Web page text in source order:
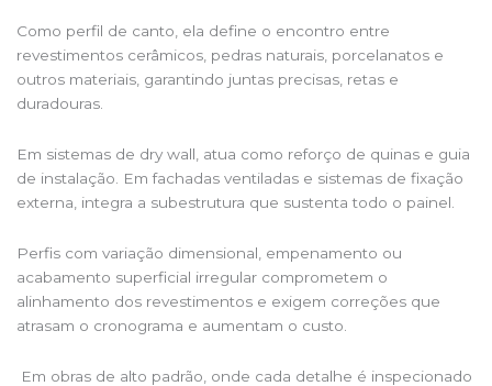
Como perfil de canto, ela define o encontro entre
revestimentos cerâmicos, pedras naturais, porcelanatos e
outros materiais, garantindo juntas precisas, retas e
duradouras.
Em sistemas de dry wall, atua como reforço de quinas e guia
de instalação. Em fachadas ventiladas e sistemas de fixação
externa, integra a subestrutura que sustenta todo o painel.
Perfis com variação dimensional, empenamento ou
acabamento superficial irregular comprometem o
alinhamento dos revestimentos e exigem correções que
atrasam o cronograma e aumentam o custo.
Em obras de alto padrão, onde cada detalhe é inspecionado